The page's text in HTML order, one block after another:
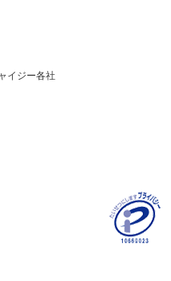
」お取り扱いに関するご
テロ資金供与等の対策に
針
ィサイト
イジー各社